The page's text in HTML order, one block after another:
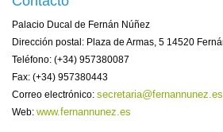
Palacio Ducal de Fernán Núñez
Dirección postal: Plaza de Armas, 5 14520
Teléfono: (+34) 957380087
Fax: (+34) 957380443
Correo electrónico: secretaria@fernannunez.es
Web: www.fernannunez.es